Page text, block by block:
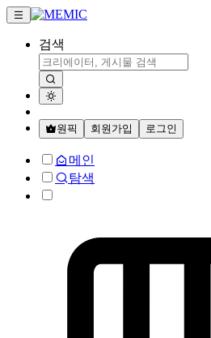
검색
원픽 회원가입 로그인
메인
탐색